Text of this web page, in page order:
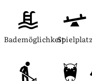
BademöglichkeitSpielplatz